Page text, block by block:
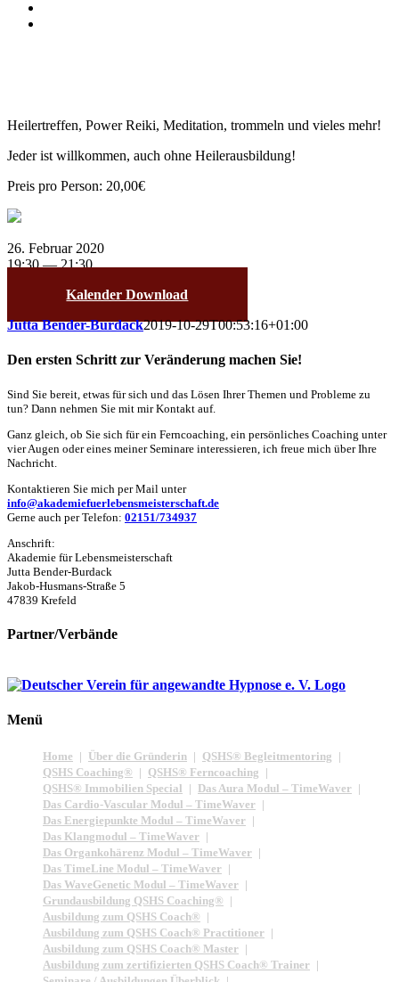
Heilertreffen, Power Reiki, Meditation, trommeln und vieles mehr!
Jeder ist willkommen, auch ohne Heilerausbildung!
Preis pro Person: 20,00€
26. Februar 2020
19:30 — 21:30
Kalender Download
Jutta Bender-Burdack2019-10-29T00:53:16+01:00
Den ersten Schritt zur Veränderung machen Sie!
Sind Sie bereit, etwas für sich und das Lösen Ihrer Themen und Probleme zu
tun? Dann nehmen Sie mit mir Kontakt auf.
Ganz gleich, ob Sie sich für ein Ferncoaching, ein persönliches Coaching unter
vier Augen oder eines meiner Seminare interessieren, ich freue mich über Ihre
Nachricht.
Kontaktieren Sie mich per Mail unter
info@akademiefuerlebensmeisterschaft.de
Gerne auch per Telefon: 02151/734937
Anschrift:
Akademie für Lebensmeisterschaft
Jutta Bender-Burdack
Jakob-Husmans-Straße 5
47839 Krefeld
Partner/Verbände
Menü
Home Über die Gründerin
QSHS® Begleitmentoring
QSHS Coaching®
QSHS® Ferncoaching
QSHS® Immobilien Special
Das Aura Modul – TimeWaver
Das Cardio-Vascular Modul – TimeWaver
Das Energiepunkte Modul – TimeWaver
Das Klangmodul – TimeWaver
Das Organkohärenz Modul – TimeWaver
Das TimeLine Modul – TimeWaver
Das WaveGenetic Modul – TimeWaver
Grundausbildung QSHS Coaching®
Ausbildung zum QSHS Coach®
Ausbildung zum QSHS Coach® Practitioner
Ausbildung zum QSHS Coach® Master
Ausbildung zum zertifizierten QSHS Coach® Trainer